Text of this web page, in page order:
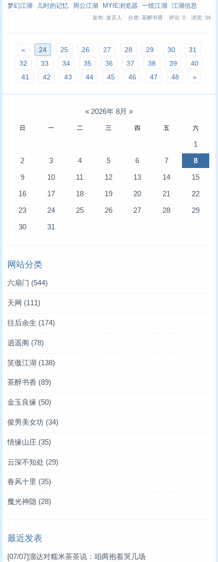
梦幻江湖
儿时的记忆 周公江湖 MYIE浏览器 一统江湖 江湖信息
发布: 发言人 分类: 茶醉书香 评论: 0 浏览: 34
« 24 25 26 27 28 29 30
31
32
33 34 35 36 37 38 39
40
41
42 43 44 45 46 47 48 »
« 2026年 8月 »
日 一 二 三 四 五 六
1
2
3 4 5 6 7
8
9
10 11 12 13 14
15
16
17 18 19 20 21
22
23
24 25 26 27 28
29
30
31
网站分类
六扇门 (544)
天网 (111)
往后余生 (174)
逍遥阁 (78)
笑傲江湖 (138)
茶醉书香 (89)
金玉良缘 (50)
俊男美女坊 (34)
情缘山庄 (35)
云深不知处 (29)
春风十里 (35)
魔光神隐 (28)
最近发表
[07/07]溜达对糯米茶茶说：咱两抱着哭几场